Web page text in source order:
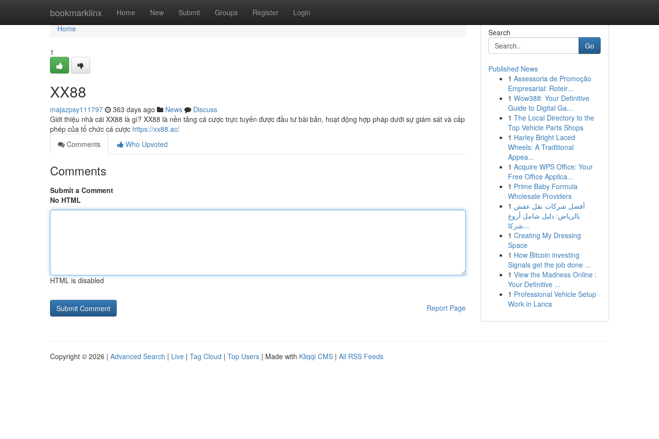
bookmarklinx Home New Submit Groups Register Login
Home
Home
1
XX88
majazpsy111797 363 days ago News
Discuss
Giới thiệu nhà cái XX88 là gì? XX88 là nền tảng cá cược trực tuyến được đầu tư bài bản, hoạt động hợp pháp dưới sự giám sát và cấp
phép của tổ chức cá cược https://xx88.ac/
Comments
Who Upvoted
Comments
Submit a Comment
No HTML
HTML is disabled
Report Page
Search
Go
Published News
1 Assessoria de Promoção
Empresarial: Roteir...
1 Wow388: Your Definitive
Guide to Digital Ga...
1 The Local Directory to the
Top Vehicle Parts Shops
1 Harley Bright Laced
Wheels: A Traditional
Appea...
1 Acquire WPS Office: Your
Free Office Applica...
1 Prime Baby Formula
Wholesale Providers
1 أفضل شركات نقل عفش
بالرياض: دليل شامل أروع
شركا...
1 Creating My Dressing
Space
1 How Bitcoin investing
Signals get the job done ...
1 View the Madness Online :
Your Definitive ...
1 Professional Vehicle Setup
Work in Lancs
Copyright © 2026 | Advanced Search | Live | Tag Cloud | Top Users | Made with Kliqqi CMS | All RSS Feeds